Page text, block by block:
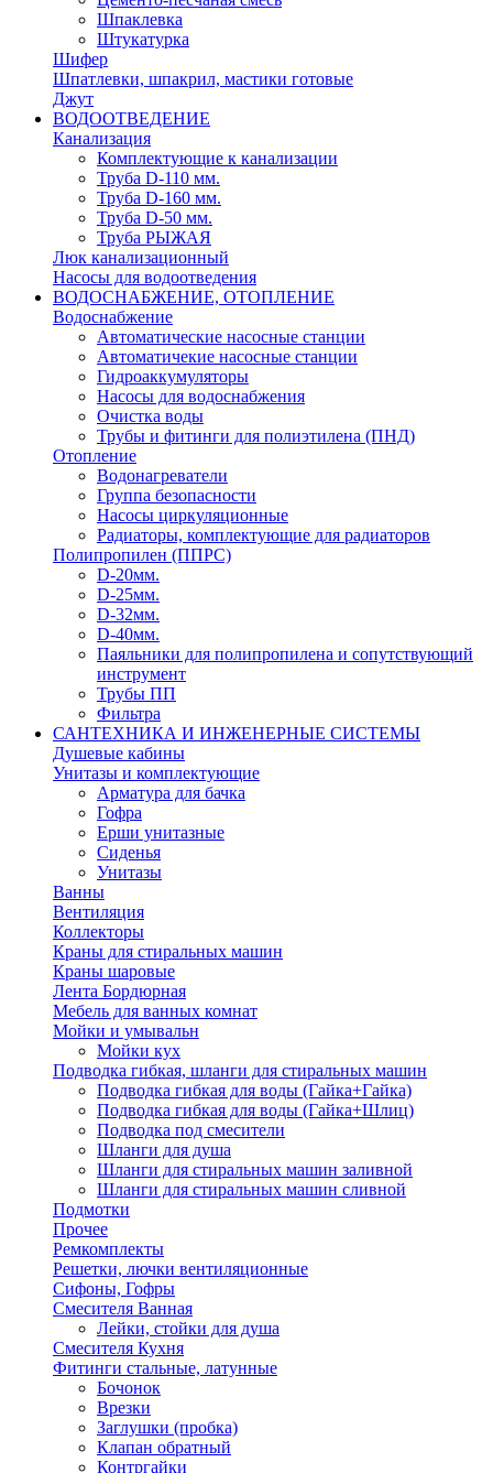
Шпаклевка
Штукатурка
Шифер
Шпатлевки, шпакрил, мастики готовые
Джут
ВОДООТВЕДЕНИЕ
Канализация
Комплектующие к канализации
Труба D-110 мм.
Труба D-160 мм.
Труба D-50 мм.
Труба РЫЖАЯ
Люк канализационный
Насосы для водоотведения
ВОДОСНАБЖЕНИЕ, ОТОПЛЕНИЕ
Водоснабжение
Автоматичеcкие насосные станции
Автоматичекие насосные станции
Гидроаккумуляторы
Насосы для водоснабжения
Очистка воды
Трубы и фитинги для полиэтилена (ПНД)
Отопление
Водонагреватели
Группа безопасности
Насосы циркуляционные
Радиаторы, комплектующие для радиаторов
Полипропилен (ППРС)
D-20мм.
D-25мм.
D-32мм.
D-40мм.
Паяльники для полипропилена и сопутствующий
инструмент
Трубы ПП
Фильтра
САНТЕХНИКА И ИНЖЕНЕРНЫЕ СИСТЕМЫ
Душевые кабины
Унитазы и комплектующие
Арматура для бачка
Гофра
Ерши унитазные
Сиденья
Унитазы
Ванны
Вентиляция
Коллекторы
Краны для стиральных машин
Краны шаровые
Лента Бордюрная
Мебель для ванных комнат
Мойки и умывальн
Мойки кух
Подводка гибкая, шланги для стиральных машин
Подводка гибкая для воды (Гайка+Гайка)
Подводка гибкая для воды (Гайка+Шлиц)
Подводка под смесители
Шланги для душа
Шланги для стиральных машин заливной
Шланги для стиральных машин сливной
Подмотки
Прочее
Ремкомплекты
Решетки, лючки вентиляционные
Сифоны, Гофры
Смесителя Ванная
Лейки, стойки для душа
Смесителя Кухня
Фитинги стальные, латунные
Бочонок
Врезки
Заглушки (пробка)
Клапан обратный
Контргайки